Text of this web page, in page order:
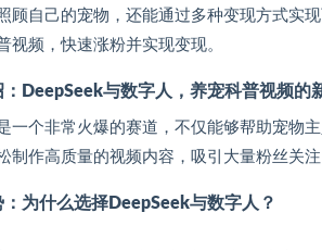
顾自己的宠物，还能通过多种变现方式实
视频，快速涨粉并实现变现。
：DeepSeek与数字人，养宠科普视频的
一个非常火爆的赛道，不仅能够帮助宠物
制作高质量的视频内容，吸引大量粉丝关
为什么选择DeepSeek与数字人？